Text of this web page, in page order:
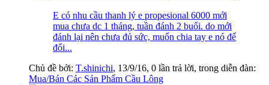
E có nhu cầu thanh lý e propesional 6000 mới
mua chưa dc 1 tháng, tuần đánh 2 buổi. do mới
đánh lại nên chưa đủ sức, muốn chia tay e nó để
đổi...
Chủ đề bởi: T.shinichi, 13/9/16, 0 lần trả lời, trong diễn đàn:
Mua/Bán Các Sản Phẩm Cầu Lông